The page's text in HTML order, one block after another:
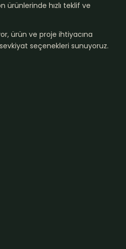
ürünlerinde hızlı teklif ve
ürün ve proje ihtiyacına
seçenekleri sunuyoruz.